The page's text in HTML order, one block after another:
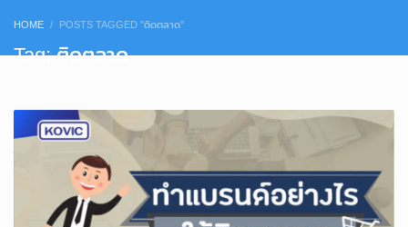
HOME POSTS TAGGED "ติดตลาด"
Tag: ติดตลาด